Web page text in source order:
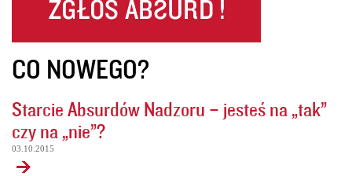
CO NOWEGO?
Starcie Absurdów Nadzoru – jesteś na „tak”
czy na „nie”?
03.10.2015